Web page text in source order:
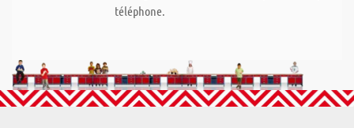
téléphone.